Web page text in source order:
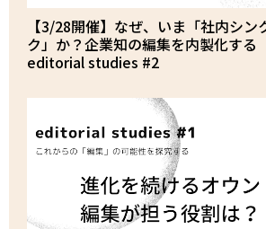
【3/28開催】なぜ、いま「社内シン
ク」か？企業知の編集を内製化する
editorial studies #2